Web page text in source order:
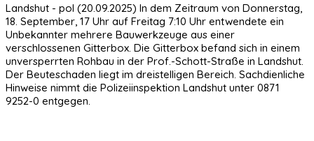
Landshut - pol (20.09.2025) In dem Zeitraum von Donnerstag,
18. September, 17 Uhr auf Freitag 7:10 Uhr entwendete ein
Unbekannter mehrere Bauwerkzeuge aus einer
verschlossenen Gitterbox. Die Gitterbox befand sich in einem
unversperrten Rohbau in der Prof.-Schott-Straße in Landshut.
Der Beuteschaden liegt im dreistelligen Bereich. Sachdienliche
Hinweise nimmt die Polizeiinspektion Landshut unter 0871
9252-0 entgegen.